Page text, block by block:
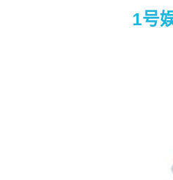
1号
掃毒2：天